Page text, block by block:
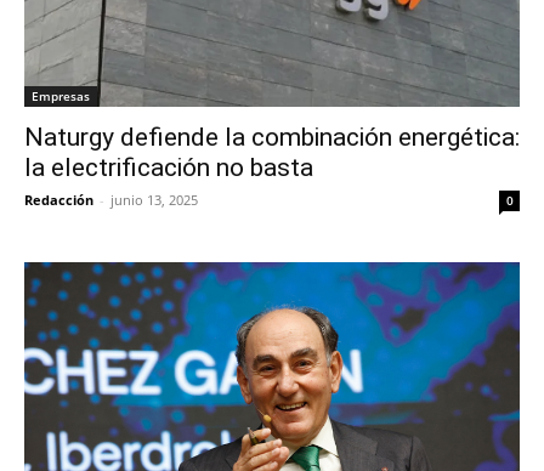
Empresas
Naturgy defiende la combinación energética:
la electrificación no basta
Redacción - junio 13, 2025 0